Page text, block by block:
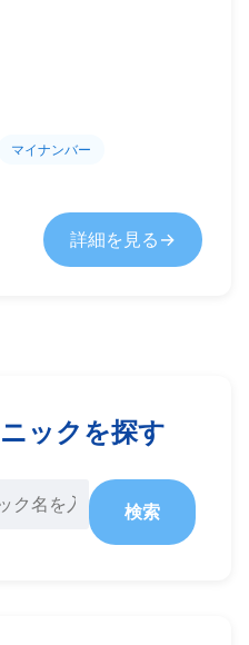
マイナンバー
詳細を見る
ックを探す
検索